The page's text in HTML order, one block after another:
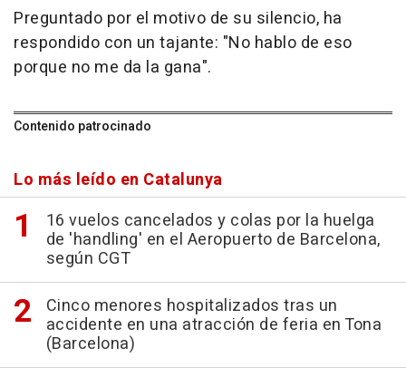
Preguntado por el motivo de su silencio, ha
respondido con un tajante: "No hablo de eso
porque no me da la gana".
Contenido patrocinado
Lo más leído en Catalunya
16 vuelos cancelados y colas por la huelga
de 'handling' en el Aeropuerto de Barcelona,
según CGT
Cinco menores hospitalizados tras un
accidente en una atracción de feria en Tona
(Barcelona)